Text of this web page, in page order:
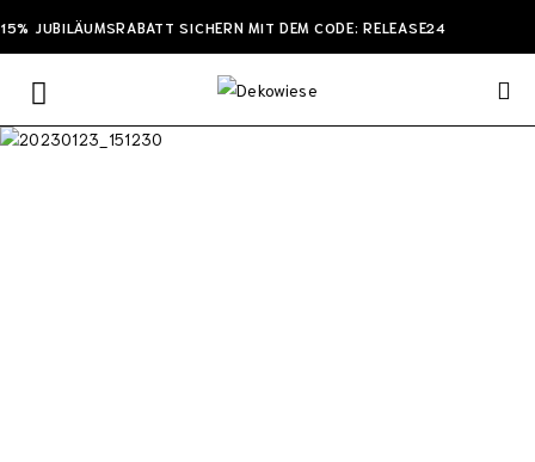
15% JUBILÄUMSRABATT SICHERN MIT DEM CODE: RELEASE24